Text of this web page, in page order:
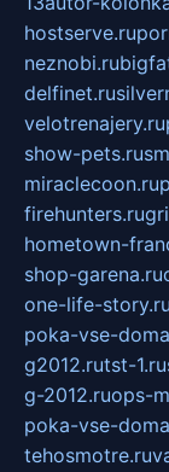
hostserve.ru
neznobi.ru
delfinet.ru
velotrenajery.ru
show-pets.ru
miraclecoon.ru
firehunters.ru
hometown-
shop-garena.ru
one-life-story.ru
poka-vse-
g2012.rutst-1.ru
g-2012.ruops-
poka-vse-
tehosmotre.ru